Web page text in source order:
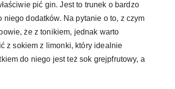
pić gin. Jest to trunek o bardzo
dodatków. Na pytanie o to, z czym
że z tonikiem, jednak warto
z sokiem z limonki, który idealnie
do niego jest też sok grejpfrutowy, a